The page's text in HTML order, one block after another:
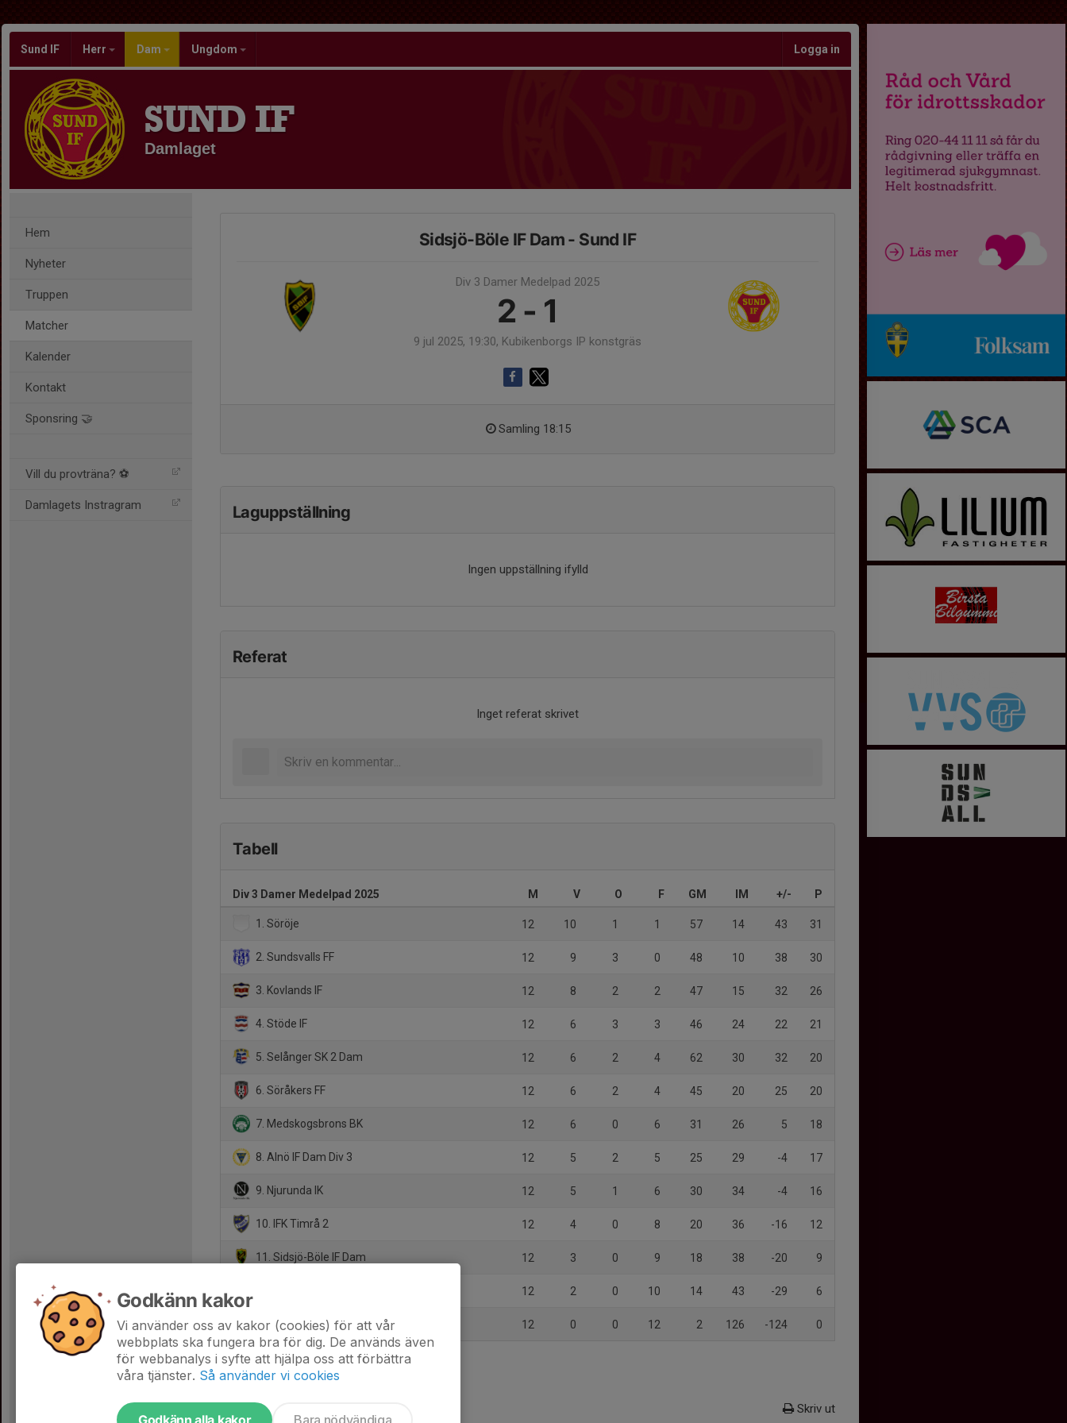
Sund IF Herr Dam Ungdom Logga in
SUND IF
Damlaget
Hem
Nyheter
Truppen
Matcher
Kalender
Kontakt
Sponsring 🤝
Vill du provträna? ⚽️
Damlagets Instragram
Sidsjö-Böle IF Dam - Sund IF
Div 3 Damer Medelpad 2025
2 - 1
9 jul 2025, 19:30, Kubikenborgs IP konstgräs
Samling 18:15
Laguppställning
Ingen uppställning ifylld
Referat
Inget referat skrivet
Tabell
Div 3 Damer Medelpad 2025 M V O F GM IM +/- P
1. Söröje 12 10 1 1 57 14 43 31
2. Sundsvalls FF 12 9 3 0 48 10 38 30
3. Kovlands IF 12 8 2 2 47 15 32 26
4. Stöde IF 12 6 3 3 46 24 22 21
5. Selånger SK 2 Dam 12 6 2 4 62 30 32 20
6. Söråkers FF 12 6 2 4 45 20 25 20
7. Medskogsbrons BK 12 6 0 6 31 26 5 18
8. Alnö IF Dam Div 3 12 5 2 5 25 29 -4 17
9. Njurunda IK 12 5 1 6 30 34 -4 16
10. IFK Timrå 2 12 4 0 8 20 36 -16 12
11. Sidsjö-Böle IF Dam 12 3 0 9 18 38 -20 9
12 2 0 10 14 43 -29 6
13. Lucksta IF 12 0 0 12 2 126 -124 0
Skriv ut
Godkänn kakor
Vi använder oss av kakor (cookies) för att vår
webbplats ska fungera bra för dig. De används även
för webbanalys i syfte att hjälpa oss att förbättra
våra tjänster. Så använder vi cookies
Godkänn alla kakor Bara nödvändiga